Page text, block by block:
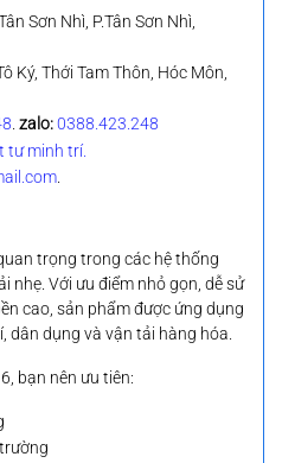
Sơn Nhì, P.Tân Sơn Nhì,
Ký, Thới Tam Thôn, Hóc Môn,
.zalo:0388.423.248
tư minh trí.
trọng trong các hệ thống
nhẹ. Với ưu điểm nhỏ gọn, dễ sử
cao, sản phẩm được ứng dụng
dân dụng và vận tải hàng hóa.
bạn nên ưu tiên: